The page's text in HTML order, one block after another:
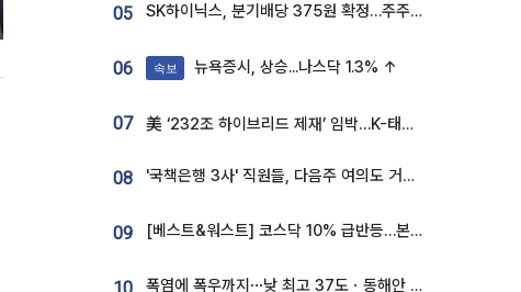
05 SK하이닉스, 분기배당 375원 확정…주주환원책 9월로 앞당겨 발표
06 속보 뉴욕증시, 상승...나스닥 1.3% ↑
07 美 ‘232조 하이브리드 제재’ 임박…K-태양광, 불확실성 털고 날개 다나
08 '국책은행 3사' 직원들, 다음주 여의도 거리 나서는 까닭은
09 [베스트&워스트] 코스닥 10% 급반등…본느, 최대주주 변경 기대에 270% 폭등
폭염에 폭우까지⋯낮 최고 37도ㆍ동해안 강한 비 [날씨]